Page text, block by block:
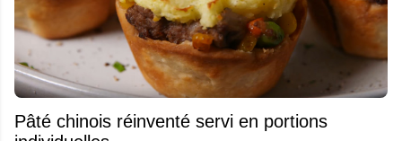
Pâté chinois réinventé servi en portions